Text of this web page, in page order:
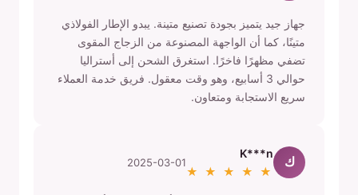
جهاز جيد يتميز بجودة تصنيع متينة. يبدو الإطار الفولاذي
متينًا، كما أن الواجهة المصنوعة من الزجاج المقوى
تضفي مظهرًا فاخرًا. استغرق الشحن إلى أستراليا
حوالي 3 أسابيع، وهو وقت معقول. فريق خدمة العملاء
سريع الاستجابة ومتعاون.
ك
K***n
★ ★ ★ ★ ★
2025-03-01